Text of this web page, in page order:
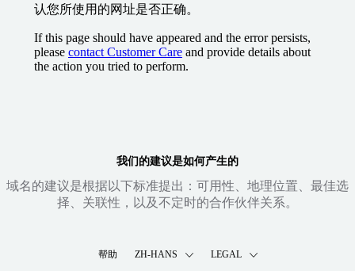
认您所使用的网址是否正确。
If this page should have appeared and the error persists,
please contact Customer Care and provide details about
the action you tried to perform.
我们的建议是如何产生的
域名的建议是根据以下标准提出：可用性、地理位置、最佳选
择、关联性，以及不定时的合作伙伴关系。
帮助 ZH-HANS LEGAL